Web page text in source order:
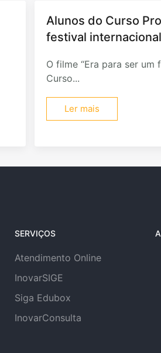
Alunos do Curso
festival
O filme “Era para ser
Curso...
Ler mais
SERVIÇOS
Atendimento Online
InovarSIGE
Siga Edubox
InovarConsulta